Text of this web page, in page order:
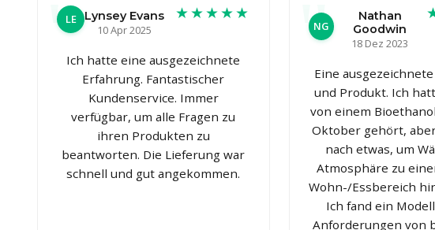
LE
Lynsey Evans
10 Apr 2025
★★★★★
Ich hatte eine ausgezeichnete
Erfahrung. Fantastischer
Kundenservice. Immer
verfügbar, um alle Fragen zu
ihren Produkten zu
beantworten. Die Lieferung war
schnell und gut angekommen.
NG
Nathan
Goodwin
18 Dez 2023
Eine
und Produkt. Ich
von einem
Oktober gehört,
nach etwas, um
Atmosphäre zu
Wohn-/Essbereich
Ich fand ein
Anforderungen von